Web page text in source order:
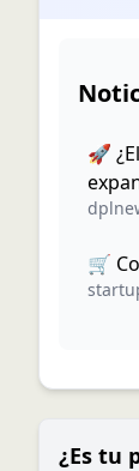
🚀
🛒
¿Es tu